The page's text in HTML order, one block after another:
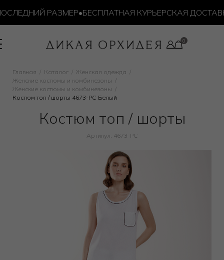
РАЗМЕР•БЕСПЛАТНАЯ КУРЬЕРСКАЯ
Главная Каталог
Женская одежда
Женские костюмы и комбинезоны
Женские костюмы и комбинезоны
Костюм топ / шорты 4673-PC Белый
Костюм топ / шорты
Артикул: 4673-PC